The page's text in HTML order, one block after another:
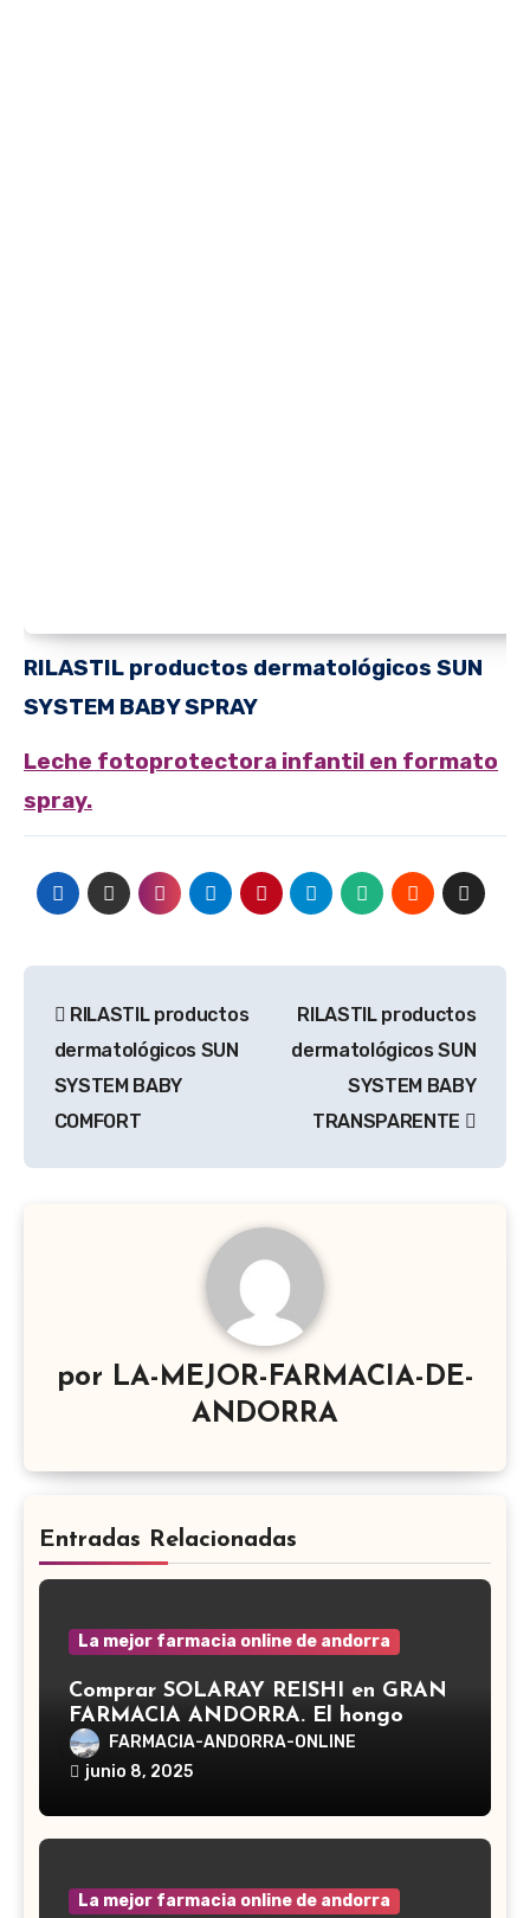
RILASTIL productos dermatológicos SUN
SYSTEM BABY SPRAY
Leche fotoprotectora infantil en formato
spray.
de
entradas
RILASTIL productos
dermatológicos SUN
SYSTEM BABY
COMFORT
RILASTIL productos
dermatológicos SUN
SYSTEM BABY
TRANSPARENTE
por LA-MEJOR-FARMACIA-DE-
ANDORRA
Entradas Relacionadas
La mejor farmacia online de andorra
Comprar SOLARAY REISHI en GRAN
FARMACIA ANDORRA. El hongo
Reishi, cuyo nombre científico es
Ganoderma lucidum, es un hongo
en la medicina tradicional asiática
FARMACIA-ANDORRA-ONLINE
junio 8, 2025
La mejor farmacia online de andorra